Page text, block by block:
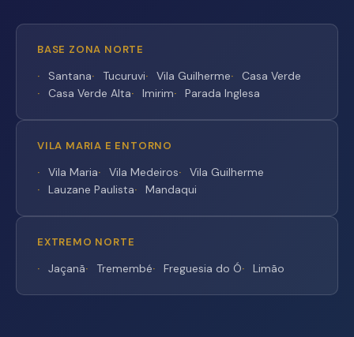
BASE ZONA NORTE
Santana Tucuruvi Vila Guilherme
Casa Verde
Casa Verde Alta
Imirim Parada Inglesa
VILA MARIA E ENTORNO
Vila Maria Vila Medeiros
Vila Guilherme
Lauzane Paulista
Mandaqui
EXTREMO NORTE
Jaçanã Tremembé Freguesia do Ó Limão